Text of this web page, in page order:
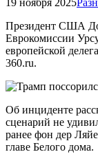
Президент США
Еврокомиссии
европейской
360.ru.
Об инциденте
сценарий не
ранее фон дер
главе Белого дома.